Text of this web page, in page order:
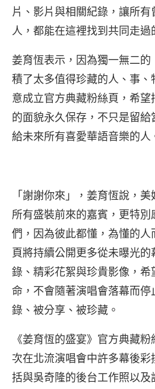
片、影片與相關紀錄，讓所
人，都能在這裡找到共同走過
姜育恆表示，因為獨一無二的
積了太多值得珍藏的人、事、
意成立官方典藏粉絲頁，希
的面貌永久保存，不只是留
給未來所有喜愛華語音樂的人
「謝謝你來」，姜育恆說，
所有盛裝前來的嘉賓，更特
們，因為彼此都懂，為懂的
頁將持續公開更多從未曝光
錄、精彩花絮與珍貴影像，希
命，不會隨著演唱會落幕而
錄、被分享、被珍藏。
《姜育恆的盛宴》官方典藏
次在北流演唱會中許多幕後
括與吳奇隆的後台工作照以